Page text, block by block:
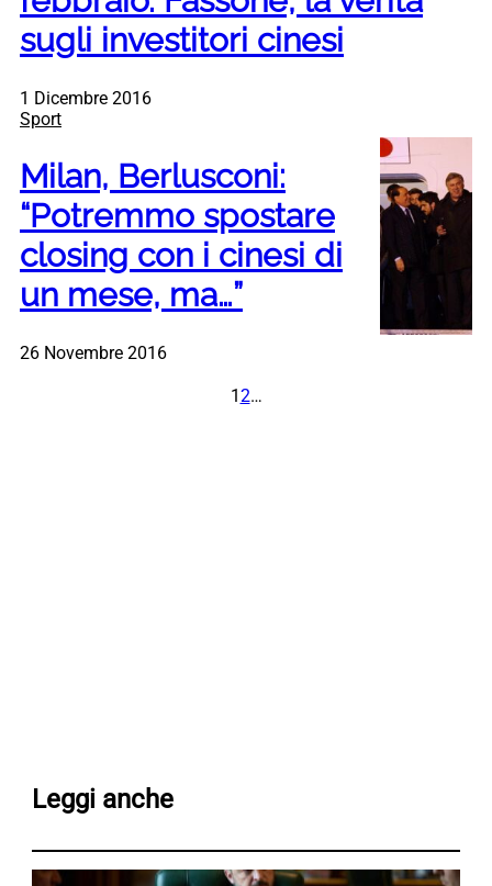
sugli investitori cinesi
1 Dicembre 2016
Sport
Milan, Berlusconi:
“Potremmo spostare
closing con i cinesi di
un mese, ma…”
26 Novembre 2016
12…
Leggi anche